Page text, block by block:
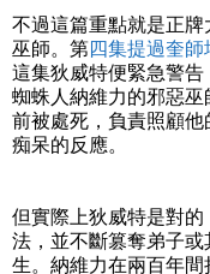
不過這篇重點就是正
巫師。第四集提過奎
這集狄威特便緊急警
蜘蛛人納維力的邪惡
前被處死，負責照顧他
痴呆的反應。
但實際上狄威特是對
法，並不斷篡奪弟子或
生。納維力在兩百年